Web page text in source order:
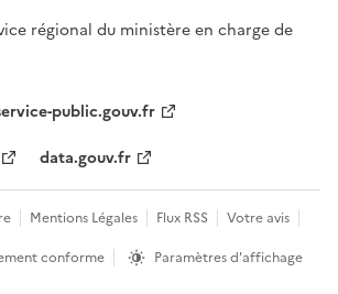
régional du ministère en charge de
public.gouv.fr
data.gouv.fr
Mentions Légales Flux RSS
Votre avis
conforme
Paramètres d'affichage